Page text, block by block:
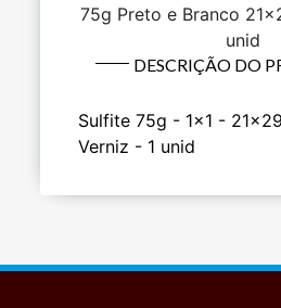
75g Preto e Branco
unid
DESCRIÇÃO DO
Sulfite 75g - 1x1 -
Verniz - 1 unid